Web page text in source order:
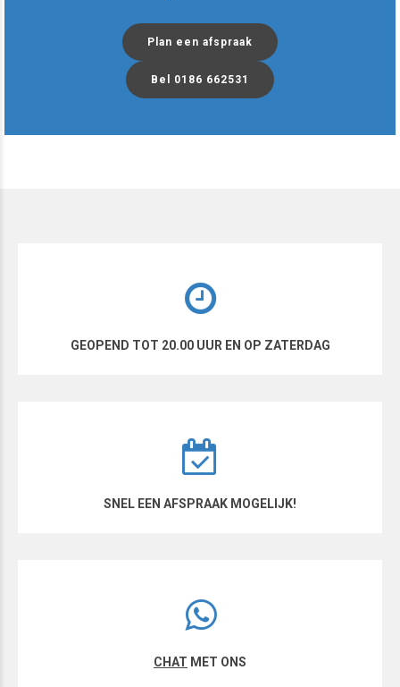
Plan een afspraak
Bel 0186 662531
GEOPEND TOT 20.00 UUR EN OP ZATERDAG
SNEL EEN AFSPRAAK MOGELIJK!
CHAT MET ONS